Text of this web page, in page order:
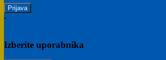
-
Izberite uporabnika